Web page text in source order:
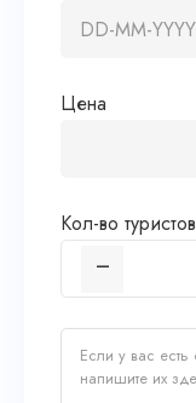
Цена
Кол-во туристов